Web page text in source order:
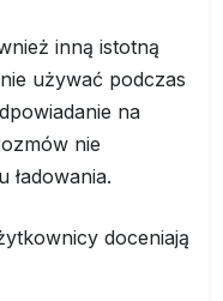
inną istotną
używać podczas
na
nie
ładowania.
doceniają